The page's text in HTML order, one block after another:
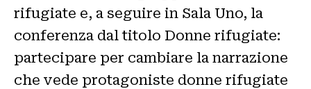
rifugiate e, a seguire in Sala Uno, la
conferenza dal titolo Donne rifugiate:
partecipare per cambiare la narrazione
che vede protagoniste donne rifugiate